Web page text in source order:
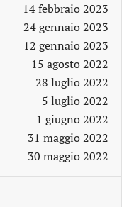
14 febbraio 2023
24 gennaio 2023
12 gennaio 2023
15 agosto 2022
28 luglio 2022
5 luglio 2022
1 giugno 2022
31 maggio 2022
30 maggio 2022